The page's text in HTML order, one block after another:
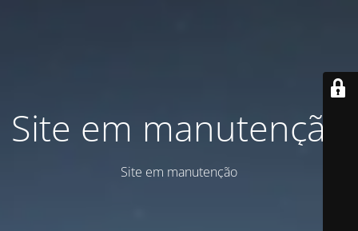
Site em manutenção
Site em manutenção